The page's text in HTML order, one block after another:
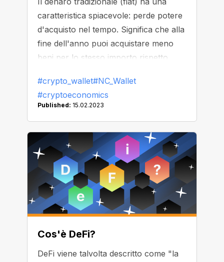
caratteristica spiacevole: perde potere
d'acquisto nel tempo. Significa che alla
fine dell'anno puoi acquistare meno
beni per lo stesso importo rispetto
potere d'acquisto della moneta e di
aumento generale dei prezzi è
faremo chiarezza.
#crypto_wallet#NC_Wallet
#cryptoeconomics
Published: 15.02.2023
Cos'è DeFi?
DeFi viene talvolta descritto come "la